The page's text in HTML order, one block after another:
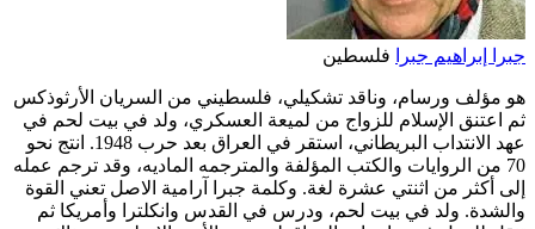
جبرا إبراهيم جبرا فلسطين
هو مؤلف ورسام، وناقد تشكيلي، فلسطيني من السريان الأرثوذكس
ثم اعتنق الإسلام للزواج من لميعة العسكري، ولد في بيت لحم في
عهد الانتداب البريطاني، استقر في العراق بعد حرب 1948. انتج نحو
70 من الروايات والكتب المؤلفة والمترجمه الماديه، وقد ترجم عمله
إلى أكثر من اثنتي عشرة لغة. وكلمة جبرا آرامية الاصل تعني القوة
والشدة. ولد في بيت لحم، ودرس في القدس وانكلترا وأمريكا ثم